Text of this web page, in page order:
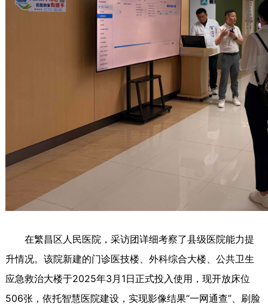
在繁昌区人民医院，采访团详细考察了县级医院能力提
升情况。该院新建的门诊医技楼、外科综合大楼、公共卫生
应急救治大楼于2025年3月1日正式投入使用，现开放床位
506张，依托智慧医院建设，实现影像结果“一网通查”、刷脸